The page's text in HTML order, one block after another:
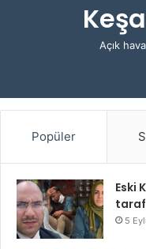
Açık hava
Popüler
Eski
5